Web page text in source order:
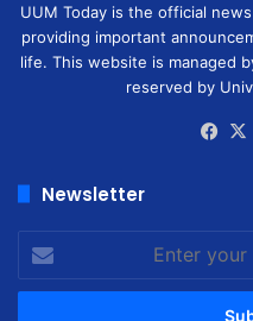
UUM Today is the official
providing important
life. This website is managed
reserved by
Newsletter
your
Email